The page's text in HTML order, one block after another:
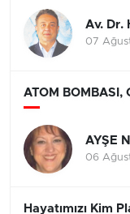
Av. Dr.
07
ATOM BOMBASI,
AYŞE
06
Hayatımızı Kim